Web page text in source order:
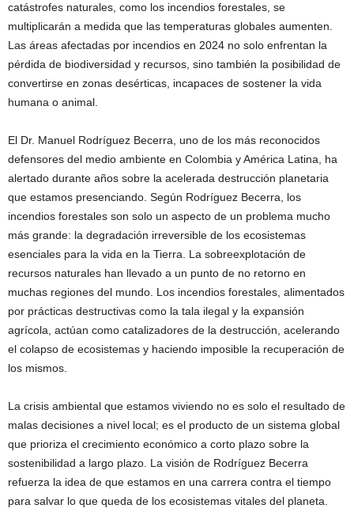
catástrofes naturales, como los incendios forestales, se
multiplicarán a medida que las temperaturas globales aumenten.
Las áreas afectadas por incendios en 2024 no solo enfrentan la
pérdida de biodiversidad y recursos, sino también la posibilidad de
convertirse en zonas desérticas, incapaces de sostener la vida
humana o animal.
El Dr. Manuel Rodríguez Becerra, uno de los más reconocidos
defensores del medio ambiente en Colombia y América Latina, ha
alertado durante años sobre la acelerada destrucción planetaria
que estamos presenciando. Según Rodríguez Becerra, los
incendios forestales son solo un aspecto de un problema mucho
más grande: la degradación irreversible de los ecosistemas
esenciales para la vida en la Tierra. La sobreexplotación de
recursos naturales han llevado a un punto de no retorno en
muchas regiones del mundo. Los incendios forestales, alimentados
por prácticas destructivas como la tala ilegal y la expansión
agrícola, actúan como catalizadores de la destrucción, acelerando
el colapso de ecosistemas y haciendo imposible la recuperación de
los mismos.
La crisis ambiental que estamos viviendo no es solo el resultado de
malas decisiones a nivel local; es el producto de un sistema global
que prioriza el crecimiento económico a corto plazo sobre la
sostenibilidad a largo plazo. La visión de Rodríguez Becerra
refuerza la idea de que estamos en una carrera contra el tiempo
para salvar lo que queda de los ecosistemas vitales del planeta.